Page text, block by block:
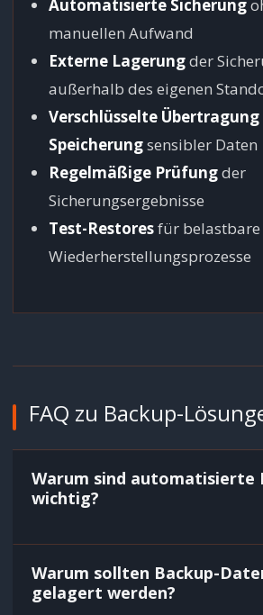
Automatisierte Sicherung
manuellen Aufwand
Externe Lagerungder
außerhalb des eigenen
Verschlüsselte Übertragung
Speicherungsensibler Daten
Regelmäßige Prüfungder
Sicherungsergebnisse
Test-Restoresfür belastbare
Wiederherstellungsprozesse
FAQ zu Backup-
Warum sind automatisierte
wichtig?
Warum sollten Backup-
gelagert werden?